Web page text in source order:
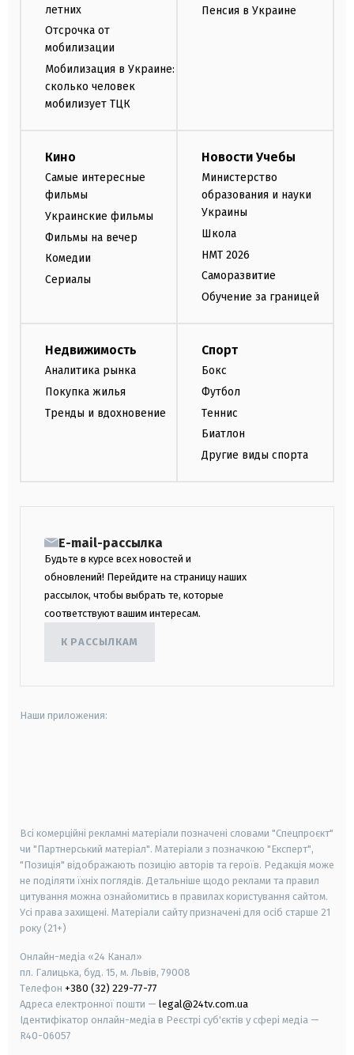
летних
Отсрочка от
мобилизации
Мобилизация в Украине:
сколько человек
мобилизует ТЦК
Пенсия в Украине
Кино
Самые интересные
фильмы
Украинские фильмы
Фильмы на вечер
Комедии
Сериалы
Новости Учебы
Министерство
образования и науки
Украины
Школа
НМТ 2026
Саморазвитие
Обучение за границей
Недвижимость
Аналитика рынка
Покупка жилья
Тренды и вдохновение
Спорт
Бокс
Футбол
Теннис
Биатлон
Другие виды спорта
E-mail-рассылка
Будьте в курсе всех новостей и
обновлений! Перейдите на страницу наших
рассылок, чтобы выбрать те, которые
соответствуют вашим интересам.
К РАССЫЛКАМ
Наши приложения:
Всі комерційні рекламні матеріали позначені словами "Спецпроєкт"
чи "Партнерський матеріал". Матеріали з позначкою "Експерт",
"Позиція" відображають позицію авторів та героїв. Редакція може
не поділяти їхніх поглядів. Детальніше щодо реклами та правил
цитування можна ознайомитись в правилах користування сайтом.
Усі права захищені. Матеріали сайту призначені для осіб старше 21
року (21+)
Онлайн-медіа «24 Канал»
пл. Галицька, буд. 15, м. Львів, 79008
Телефон +380 (32) 229-77-77
Адреса електронної пошти — legal@24tv.com.ua
Ідентифікатор онлайн-медіа в Реєстрі суб'єктів у сфері медіа —
R40-06057